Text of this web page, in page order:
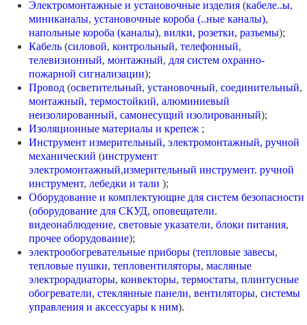
Электромонтажные и установочные изделия (кабеле..ы,
миниканалы, установочные короба (..ные каналы),
напольные короба (каналы), вилки, розетки, разъемы);
Кабель (силовой, контрольный, телефонный,
телевизионный, монтажный, для систем охранно-
пожарной сигнализации);
Провод (осветительный, установочный, соединительный,
монтажный, термостойкий, алюминиевый
неизолированный, самонесущий изолированный);
Изоляционные материалы и крепеж ;
Инструмент измерительный, электромонтажный, ручной
механический (инструмент
электромонтажный,измерительный инструмент. ручной
инструмент, лебедки и тали );
Оборудование и комплектующие для систем безопасности
(оборудование для СКУД, оповещатели.
видеонаблюдение, световые указатели, блоки питания,
прочее оборудование);
электрообогревательные приборы (тепловые завесы,
тепловые пушки, тепловентиляторы, масляные
электрорадиаторы, конвекторы, термостаты, плинтусные
обогреватели, стеклянные панели, вентиляторы, системы
управления и аксессуары к ним).